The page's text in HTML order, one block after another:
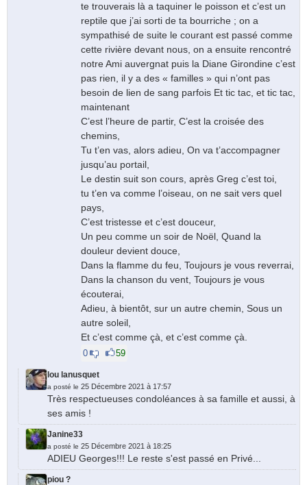
te trouverais là a taquiner le poisson et c’est un
reptile que j’ai sorti de ta bourriche ; on a
sympathisé de suite le courant est passé comme
cette rivière devant nous, on a ensuite rencontré
notre Ami auvergnat puis la Diane Girondine c’est
pas rien, il y a des « familles » qui n’ont pas
besoin de lien de sang parfois Et tic tac, et tic tac,
maintenant
C’est l’heure de partir, C’est la croisée des
chemins,
Tu t’en vas, alors adieu, On va t’accompagner
jusqu’au portail,
Le destin suit son cours, après Greg c’est toi,
tu t’en va comme l’oiseau, on ne sait vers quel
pays,
C’est tristesse et c’est douceur,
Un peu comme un soir de Noël, Quand la
douleur devient douce,
Dans la flamme du feu, Toujours je vous reverrai,
Dans la chanson du vent, Toujours je vous
écouterai,
Adieu, à bientôt, sur un autre chemin, Sous un
autre soleil,
Et c’est comme çà, et c’est comme çà.
0 59
lou lanusquet
a posté le 25 Décembre 2021 à 17:57
Très respectueuses condoléances à sa famille et aussi, à
ses amis !
Janine33
a posté le 25 Décembre 2021 à 18:25
ADIEU Georges!!! Le reste s'est passé en Privé...
piou ?